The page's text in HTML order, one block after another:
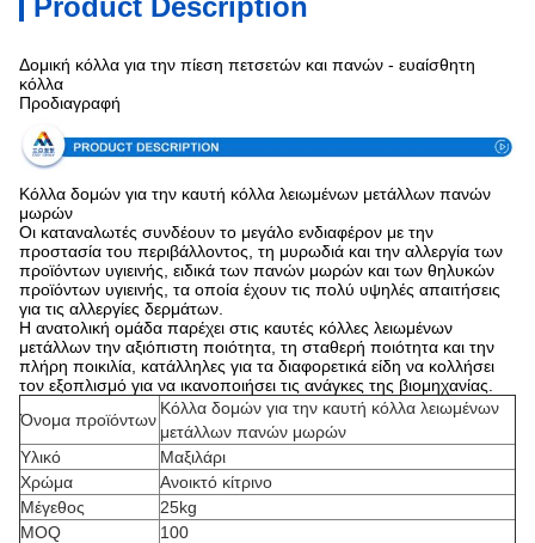
Product Description
Δομική κόλλα για την πίεση πετσετών και πανών - ευαίσθητη
κόλλα
Προδιαγραφή
Κόλλα δομών για την καυτή κόλλα λειωμένων μετάλλων πανών
μωρών
Οι καταναλωτές συνδέουν το μεγάλο ενδιαφέρον με την
προστασία του περιβάλλοντος, τη μυρωδιά και την αλλεργία των
προϊόντων υγιεινής, ειδικά των πανών μωρών και των θηλυκών
προϊόντων υγιεινής, τα οποία έχουν τις πολύ υψηλές απαιτήσεις
για τις αλλεργίες δερμάτων.
Η ανατολική ομάδα παρέχει στις καυτές κόλλες λειωμένων
μετάλλων την αξιόπιστη ποιότητα, τη σταθερή ποιότητα και την
πλήρη ποικιλία, κατάλληλες για τα διαφορετικά είδη να κολλήσει
τον εξοπλισμό για να ικανοποιήσει τις ανάγκες της βιομηχανίας.
Όνομα προϊόντων
Κόλλα δομών για την καυτή κόλλα λειωμένων
μετάλλων πανών μωρών
Υλικό
Μαξιλάρι
Χρώμα
Ανοικτό κίτρινο
Μέγεθος
25kg
MOQ
100